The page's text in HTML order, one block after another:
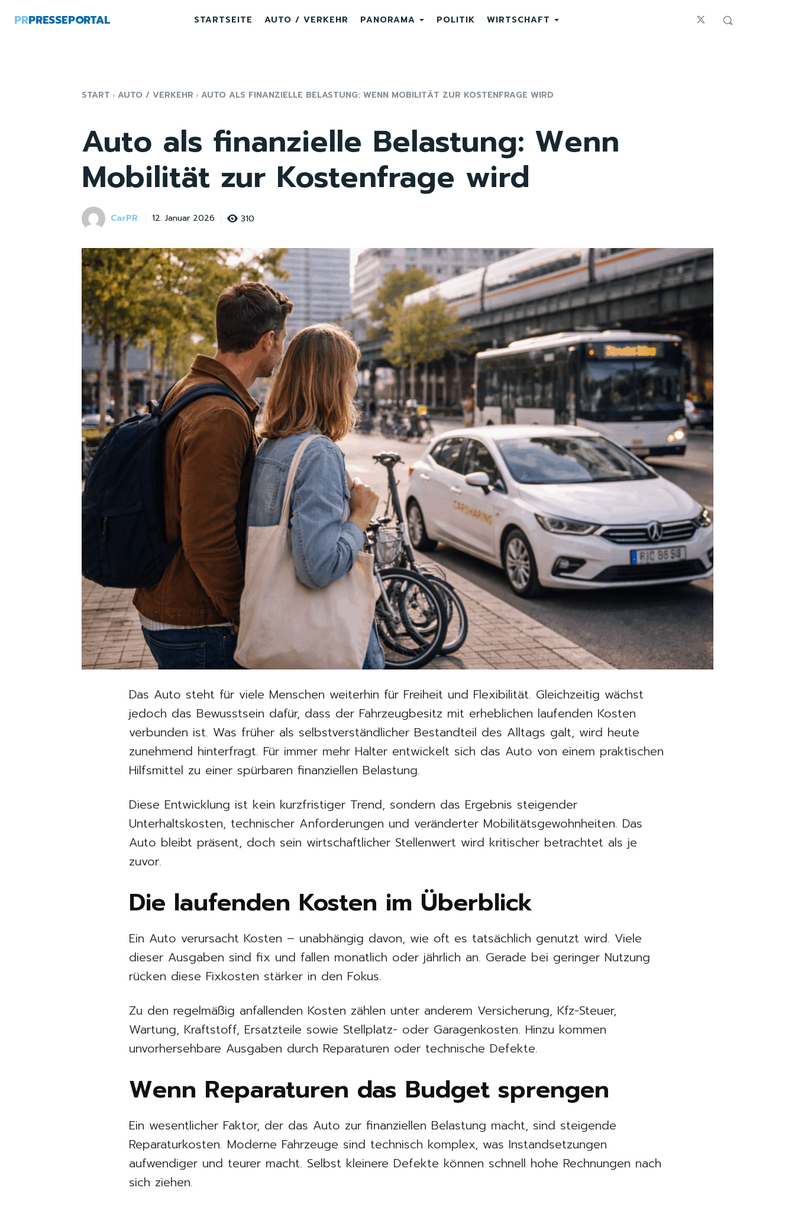
PRPRESSEPORTAL STARTSEITE AUTO / VERKEHR PANORAMA POLITIK WIRTSCHAFT
START AUTO / VERKEHR AUTO ALS FINANZIELLE BELASTUNG: WENN MOBILITÄT ZUR KOSTENFRAGE WIRD
Auto als finanzielle Belastung: Wenn
Mobilität zur Kostenfrage wird
CarPR 12. Januar 2026 310
Das Auto steht für viele Menschen weiterhin für Freiheit und Flexibilität. Gleichzeitig wächst
jedoch das Bewusstsein dafür, dass der Fahrzeugbesitz mit erheblichen laufenden Kosten
verbunden ist. Was früher als selbstverständlicher Bestandteil des Alltags galt, wird heute
zunehmend hinterfragt. Für immer mehr Halter entwickelt sich das Auto von einem praktischen
Hilfsmittel zu einer spürbaren finanziellen Belastung.
Diese Entwicklung ist kein kurzfristiger Trend, sondern das Ergebnis steigender
Unterhaltskosten, technischer Anforderungen und veränderter Mobilitätsgewohnheiten. Das
Auto bleibt präsent, doch sein wirtschaftlicher Stellenwert wird kritischer betrachtet als je
zuvor.
Die laufenden Kosten im Überblick
Ein Auto verursacht Kosten – unabhängig davon, wie oft es tatsächlich genutzt wird. Viele
dieser Ausgaben sind fix und fallen monatlich oder jährlich an. Gerade bei geringer Nutzung
rücken diese Fixkosten stärker in den Fokus.
Zu den regelmäßig anfallenden Kosten zählen unter anderem Versicherung, Kfz-Steuer,
Wartung, Kraftstoff, Ersatzteile sowie Stellplatz- oder Garagenkosten. Hinzu kommen
unvorhersehbare Ausgaben durch Reparaturen oder technische Defekte.
Wenn Reparaturen das Budget sprengen
Ein wesentlicher Faktor, der das Auto zur finanziellen Belastung macht, sind steigende
Reparaturkosten. Moderne Fahrzeuge sind technisch komplex, was Instandsetzungen
aufwendiger und teurer macht. Selbst kleinere Defekte können schnell hohe Rechnungen nach
sich ziehen.